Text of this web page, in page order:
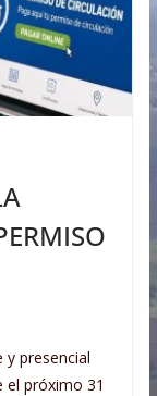
y presencial
el próximo 31